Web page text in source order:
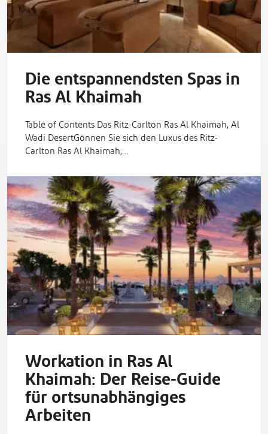
Die entspannendsten Spas in
Ras Al Khaimah
Table of Contents Das Ritz-Carlton Ras Al Khaimah, Al
Wadi DesertGönnen Sie sich den Luxus des Ritz-
Carlton Ras Al Khaimah,…
Workation in Ras Al
Khaimah: Der Reise-Guide
für ortsunabhängiges
Arbeiten